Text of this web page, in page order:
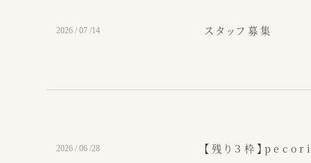
2026 / 07 /14 スタッフ募集
2026 / 06 /28 【残り３枠】